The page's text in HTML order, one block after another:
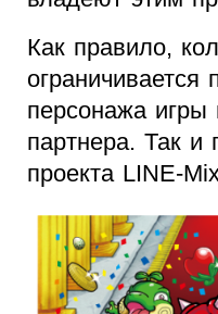
Как правило,
ограничивается
персонажа игры
партнера. Так и
проекта LINE-